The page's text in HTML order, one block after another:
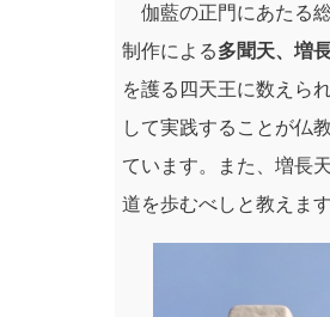
伽藍の正門にあたる
制作による多聞天、増
を護る四天王に数えら
して実践することが仏
ています。また、増長
道を歩むべしと教えま